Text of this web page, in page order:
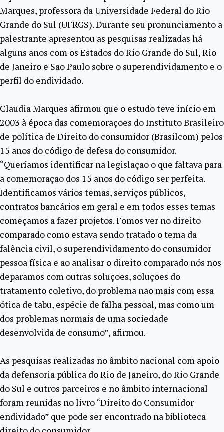
Marques, professora da Universidade Federal do Rio
Grande do Sul (UFRGS). Durante seu pronunciamento a
palestrante apresentou as pesquisas realizadas há
alguns anos com os Estados do Rio Grande do Sul, Rio
de Janeiro e São Paulo sobre o superendividamento e o
perfil do endividado.
Claudia Marques afirmou que o estudo teve início em
2003 à época das comemorações do Instituto Brasileiro
de política de Direito do consumidor (Brasilcom) pelos
15 anos do código de defesa do consumidor.
“Queríamos identificar na legislação o que faltava para
a comemoração dos 15 anos do código ser perfeita.
Identificamos vários temas, serviços públicos,
contratos bancários em geral e em todos esses temas
começamos a fazer projetos. Fomos ver no direito
comparado como estava sendo tratado o tema da
falência civil, o superendividamento do consumidor
pessoa física e ao analisar o direito comparado nós nos
deparamos com outras soluções, soluções do
tratamento coletivo, do problema não mais com essa
ótica de tabu, espécie de falha pessoal, mas como um
dos problemas normais de uma sociedade
desenvolvida de consumo”, afirmou.
As pesquisas realizadas no âmbito nacional com apoio
da defensoria pública do Rio de Janeiro, do Rio Grande
do Sul e outros parceiros e no âmbito internacional
foram reunidas no livro “Direito do Consumidor
endividado” que pode ser encontrado na biblioteca